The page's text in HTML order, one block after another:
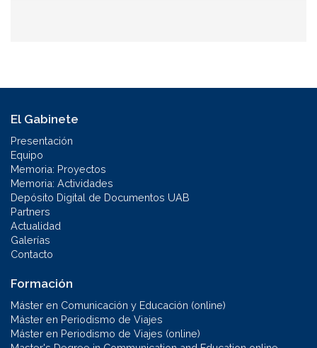
El Gabinete
Presentación
Equipo
Memoria: Proyectos
Memoria: Actividades
Depósito Digital de Documentos UAB
Partners
Actualidad
Galerías
Contacto
Formación
Máster en Comunicación y Educación (online)
Máster en Periodismo de Viajes
Máster en Periodismo de Viajes (online)